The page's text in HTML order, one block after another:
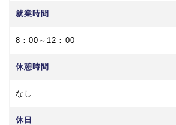
就業時間
8：00～12：00
休憩時間
なし
休日